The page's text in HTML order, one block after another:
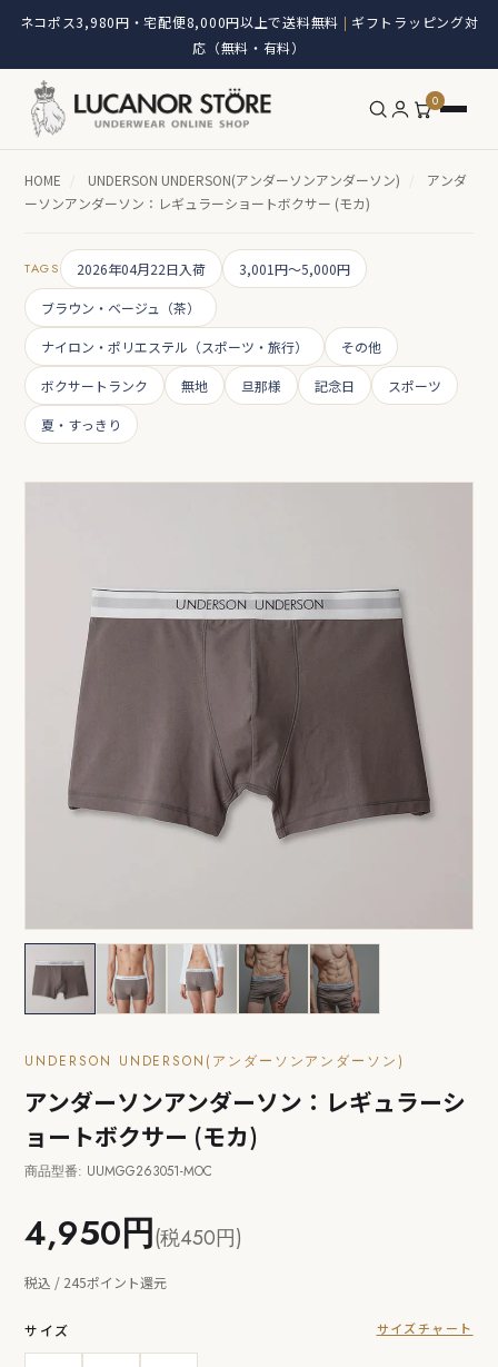
ネコポス3,980円・宅配便8,000円以上で送料無料 | ギフトラッピング対
応（無料・有料）
0
HOME / UNDERSON UNDERSON(アンダーソンアンダーソン) /
アンダ
ーソンアンダーソン：レギュラーショートボクサー (モカ)
TAGS 2026年04月22日入荷 3,001円～5,000円
ブラウン・ベージュ（茶）
ナイロン・ポリエステル（スポーツ・旅行） その他
ボクサートランク 無地 旦那様 記念日 スポーツ
夏・すっきり
UNDERSON UNDERSON(アンダーソンアンダーソン)
アンダーソンアンダーソン：レギュラーシ
ョートボクサー (モカ)
商品型番: UUMGG263051-MOC
4,950円(税450円)
税込 / 245ポイント還元
サイズ サイズチャート